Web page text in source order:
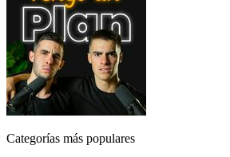
Categorías más populares